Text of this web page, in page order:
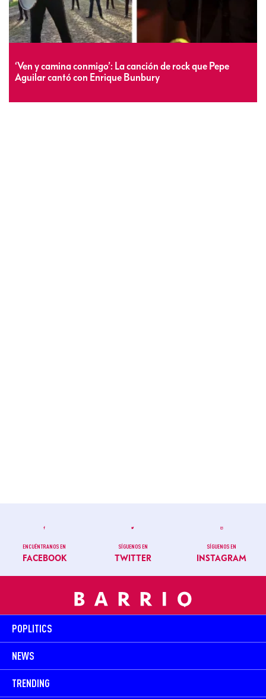
‘Ven y camina conmigo’: La canción de rock que Pepe
Aguilar cantó con Enrique Bunbury
ENCUÉNTRANOS EN
FACEBOOK
SÍGUENOS EN
TWITTER
SÍGUENOS EN
INSTAGRAM
POPLITICS
NEWS
TRENDING